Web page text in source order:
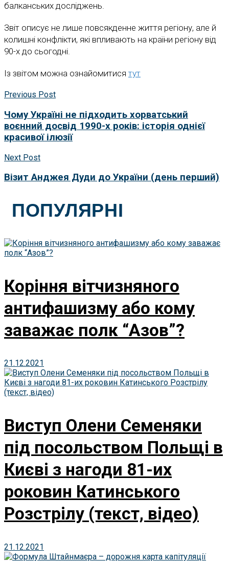
балканських досліджень.
Звіт описує не лише повсякденне життя регіону, але й
колишні конфлікти, які впливають на країни регіону від
90-х до сьогодні.
Із звітом можна ознайомитисятут
Previous Post
Чому Україні не підходить хорватський
воєнний досвід 1990-х років: історія однієї
красивої ілюзії
Next Post
Візит Анджея Дуди до України (день перший)
ПОПУЛЯРНІ
Коріння вітчизняного
антифашизму або кому
заважає полк “Азов”?
21.12.2021
Виступ Олени Семеняки
під посольством Польщі в
Києві з нагоди 81-их
роковин Катинського
Розстрілу (текст, відео)
21.12.2021